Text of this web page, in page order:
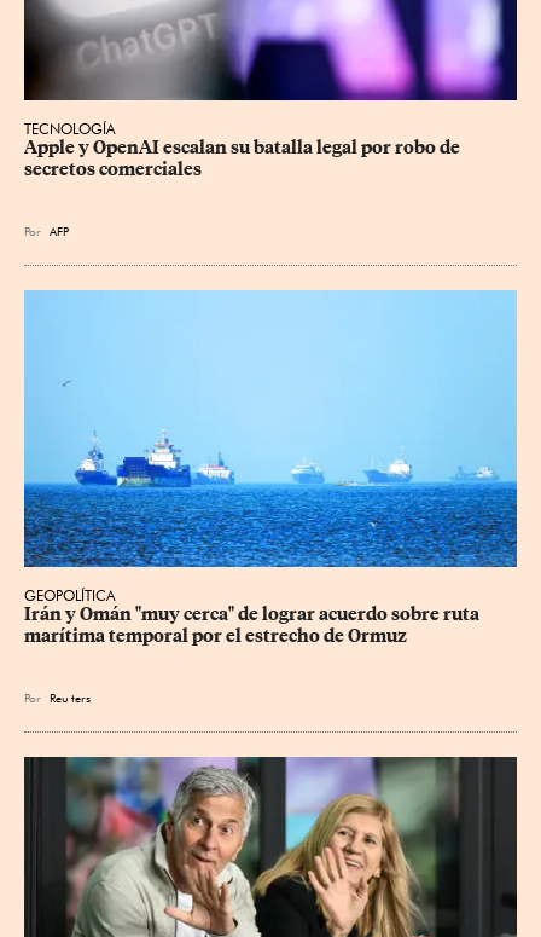
TECNOLOGÍA
Apple y OpenAI escalan su batalla legal por robo de
secretos comerciales
Por AFP
GEOPOLÍTICA
Irán y Omán "muy cerca" de lograr acuerdo sobre ruta
marítima temporal por el estrecho de Ormuz
Por Reu ters